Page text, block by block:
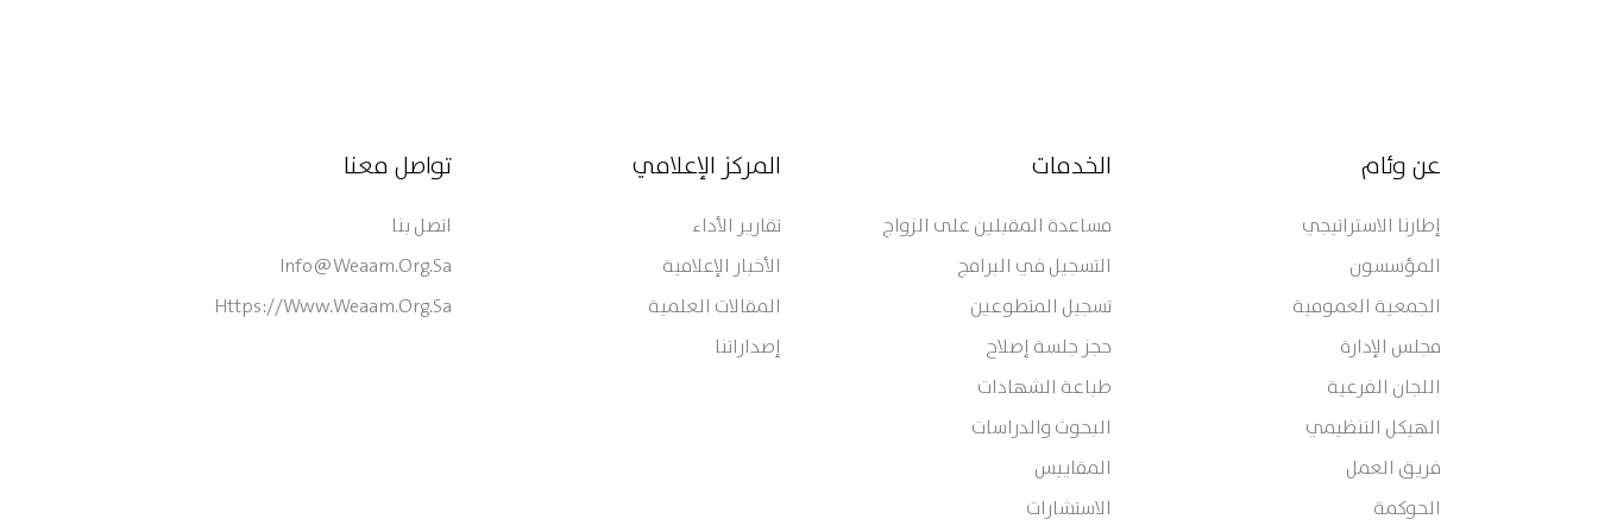
عن وئام
إطارنا الاستراتيجي
المؤسسون
الجمعية العمومية
مجلس الإدارة
اللجان الفرعية
الهيكل التنظيمي
فريق العمل
الحوكمة
الخدمات
مساعدة المقبلين على الزواج
التسجيل في البرامج
تسجيل المتطوعين
حجز جلسة إصلاح
طباعة الشهادات
البحوث والدراسات
المقاييس
الاستشارات
المركز الإعلامي
تقارير الأداء
الأخبار الإعلامية
المقالات العلمية
إصداراتنا
تواصل معنا
اتصل بنا
Info@weaam.org.sa
Https://www.weaam.org.sa